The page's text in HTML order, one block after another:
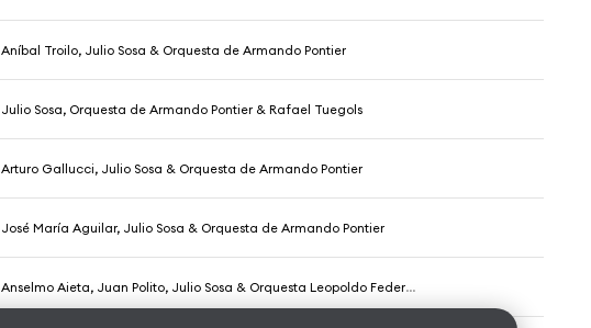
Aníbal Troilo, Julio Sosa & Orquesta de Armando Pontier
Julio Sosa, Orquesta de Armando Pontier & Rafael Tuegols
Arturo Gallucci, Julio Sosa & Orquesta de Armando Pontier
José María Aguilar, Julio Sosa & Orquesta de Armando Pontier
Anselmo Aieta, Juan Polito, Julio Sosa & Orquesta Leopoldo Federico